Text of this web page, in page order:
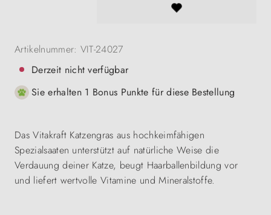
Artikelnummer: VIT-24027
Derzeit nicht verfügbar
Sie erhalten 1 Bonus Punkte für diese Bestellung
Das Vitakraft Katzengras aus hochkeimfähigen
Spezialsaaten unterstützt auf natürliche Weise die
Verdauung deiner Katze, beugt Haarballenbildung vor
und liefert wertvolle Vitamine und Mineralstoffe.